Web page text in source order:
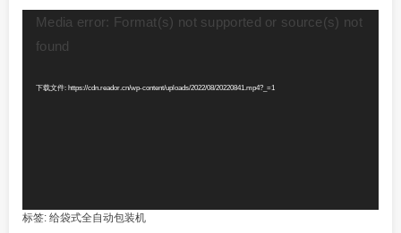
Media error: Format(s) not supported or source(s) not
found
下载文件: https://cdn.reador.cn/wp-content/uploads/2022/08/20220841.mp4?_=1
标签: 给袋式全自动包装机